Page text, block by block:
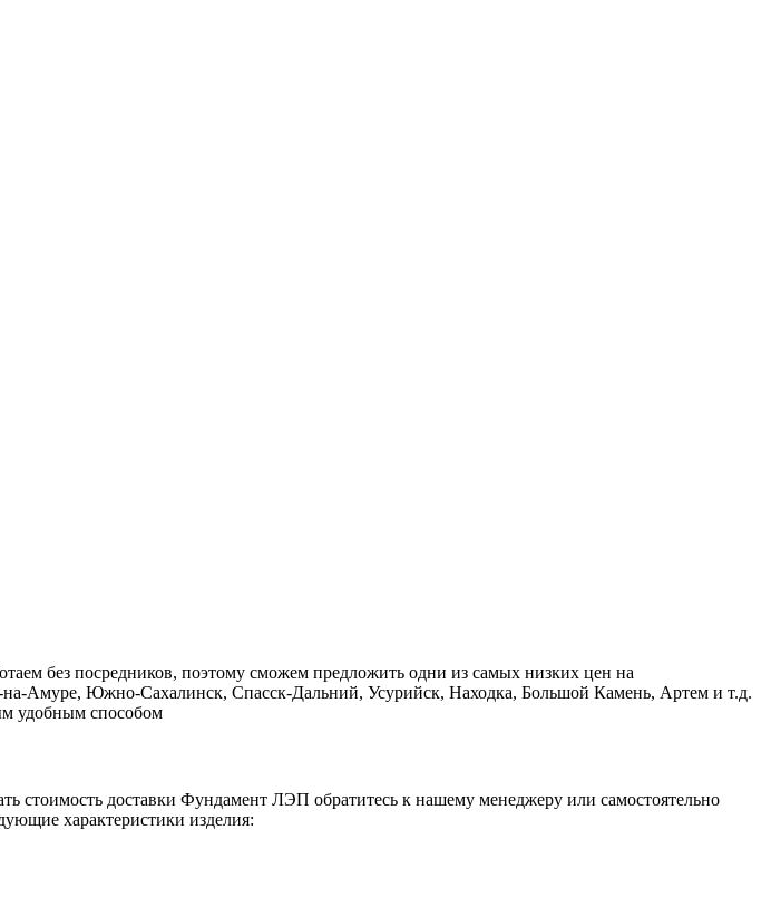
без посредников, поэтому сможем предложить одни из самых низких цен на
на-Амуре, Южно-Сахалинск, Спасск-Дальний, Усурийск, Находка, Большой Камень, Артем и т.д.
удобным способом
стоимость доставки Фундамент ЛЭП обратитесь к нашему менеджеру или самостоятельно
характеристики изделия: